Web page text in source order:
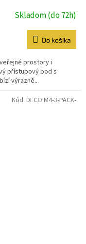
Skladom (do 72h)
Do košíka
prostory i
přístupový bod s
výrazně...
Kód: DECO M4-3-PACK-